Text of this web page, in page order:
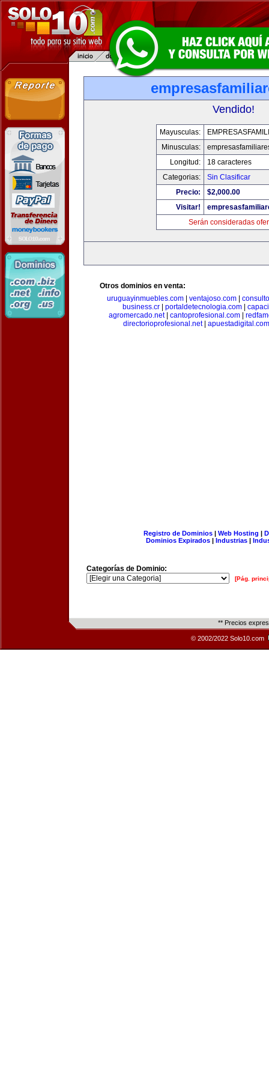
Vendido!
Mayusculas:
Minusculas:
Longitud:
18 caracteres
Categorias:
Sin Clasificar
Precio:
$2,000.00
Visitar!
Serán consideradas
Otros dominios en venta:
uruguayinmuebles.com
ventajoso.com
business.cr
portaldetecnologia.com
agromercado.net| cantoprofesional.com
directorioprofesional.net| apuestadigital.com
Registro de Dominios| Web Hosting |
Dominios Expirados | Industrias |
Categorías de Dominio:
[Pág.
** Precios
© 2002/2022 Solo10.com